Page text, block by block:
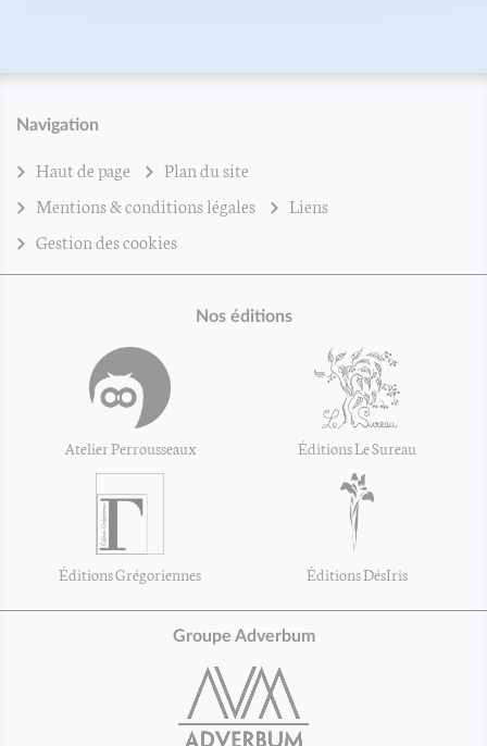
Navigation
Haut de page
Plan du site
Mentions & conditions légales
Liens
Gestion des cookies
Nos éditions
Atelier Perrousseaux Éditions Le Sureau
Éditions Grégoriennes Éditions DésIris
Groupe Adverbum